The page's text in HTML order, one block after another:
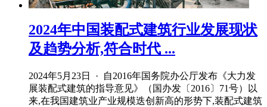
2024年中国装配式建筑行业发展现状
及趋势分析,符合时代 ...
2024年5月23日 · 自2016年国务院办公厅发布《大力发
展装配式建筑的指导意见》（国办发〔2016〕71号）以
来,在我国建筑业产业规模迭创新高的形势下,装配式建筑